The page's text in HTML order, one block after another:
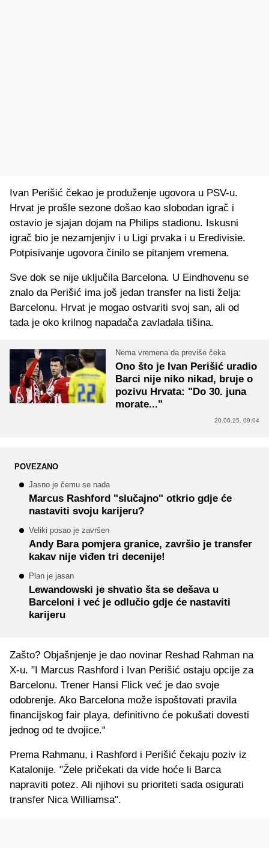
Ivan Perišić čekao je produženje ugovora u PSV-u.
Hrvat je prošle sezone došao kao slobodan igrač i
ostavio je sjajan dojam na Philips stadionu. Iskusni
igrač bio je nezamjenjiv i u Ligi prvaka i u Eredivisie.
Potpisivanje ugovora činilo se pitanjem vremena.
Sve dok se nije uključila Barcelona. U Eindhovenu se
znalo da Perišić ima još jedan transfer na listi želja:
Barcelonu. Hrvat je mogao ostvariti svoj san, ali od
tada je oko krilnog napadača zavladala tišina.
Nema vremena da previše čeka
Ono što je Ivan Perišić uradio
Barci nije niko nikad, bruje o
pozivu Hrvata: "Do 30. juna
morate..."
20.06.25. 09:04
POVEZANO
Jasno je čemu se nada
Marcus Rashford "slučajno" otkrio gdje će
nastaviti svoju karijeru?
Veliki posao je završen
Andy Bara pomjera granice, završio je transfer
kakav nije viđen tri decenije!
Plan je jasan
Lewandowski je shvatio šta se dešava u
Barceloni i već je odlučio gdje će nastaviti
karijeru
Zašto? Objašnjenje je dao novinar Reshad Rahman na
X-u. "I Marcus Rashford i Ivan Perišić ostaju opcije za
Barcelonu. Trener Hansi Flick već je dao svoje
odobrenje. Ako Barcelona može ispoštovati pravila
financijskog fair playa, definitivno će pokušati dovesti
jednog od te dvojice.“
Prema Rahmanu, i Rashford i Perišić čekaju poziv iz
Katalonije. "Žele pričekati da vide hoće li Barca
napraviti potez. Ali njihovi su prioriteti sada osigurati
transfer Nica Williamsa".